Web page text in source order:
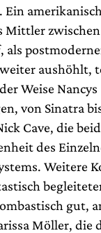
Ein
Mittler
als
aushöhlt,
Weise Nancys
von Sinatra
Cave, die
des
Weitere
gut,
Möller, die